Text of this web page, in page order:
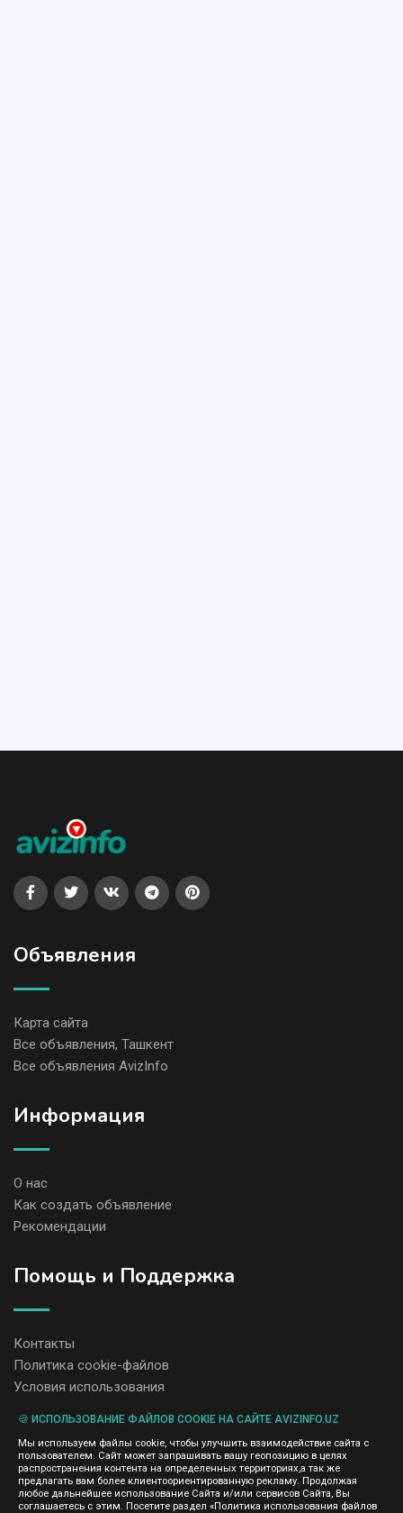
Объявления
Карта сайта
Все объявления, Ташкент
Все объявления AvizInfo
Информация
О нас
Как создать объявление
Рекомендации
Помощь и Поддержка
Контакты
Политика cookie-файлов
Условия использования
содержание размещенных объявлений.
Мы ценим конфиденциальность наших пользователей. Мы не
передаем и не продаем личную информацию зарегистрированных
пользователей AvizInfo.uz третьим лицам. Мы не отвечаем за
правила конфиденциальности сайтов на которые ссылается
🍪 ИСПОЛЬЗОВАНИЕ ФАЙЛОВ COOKIE НА САЙТЕ AVIZINFO.UZ
Мы используем файлы cookie, чтобы улучшить взаимодействие сайта с
пользователем. Сайт может запрашивать вашу геопозицию в целях
распространения контента на определенных территориях,а так же
предлагать вам более клиентоориентированную рекламу. Продолжая
любое дальнейшее использование Сайта и/или сервисов Сайта, Вы
соглашаетесь с этим. Посетите раздел «Политика использования файлов